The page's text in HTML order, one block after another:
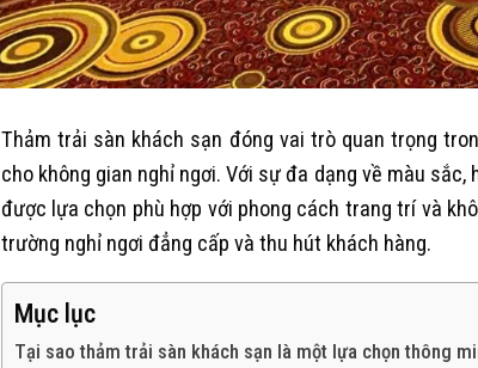
Thảm trải sàn khách sạn đóng vai trò quan trọng
cho không gian nghỉ ngơi. Với sự đa dạng về màu sắc,
được lựa chọn phù hợp với phong cách trang trí và
trường nghỉ ngơi đẳng cấp và thu hút khách hàng.
Mục lục
Tại sao thảm trải sàn khách sạn là một lựa chọn thông